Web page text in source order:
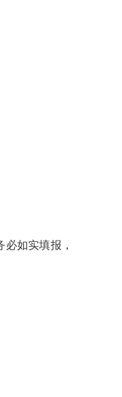
如实填报，